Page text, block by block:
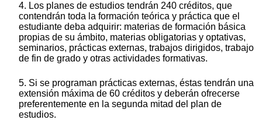
4. Los planes de estudios tendrán 240 créditos, que
contendrán toda la formación teórica y práctica que el
estudiante deba adquirir: materias de formación básica
propias de su ámbito, materias obligatorias y optativas,
seminarios, prácticas externas, trabajos dirigidos, trabajo
de fin de grado y otras actividades formativas.
5. Si se programan prácticas externas, éstas tendrán una
extensión máxima de 60 créditos y deberán ofrecerse
preferentemente en la segunda mitad del plan de
estudios.